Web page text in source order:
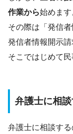
作業から始めます
その際は「発信
発信者情報開示
そこではじめて民
弁護士に相
弁護士に相談する